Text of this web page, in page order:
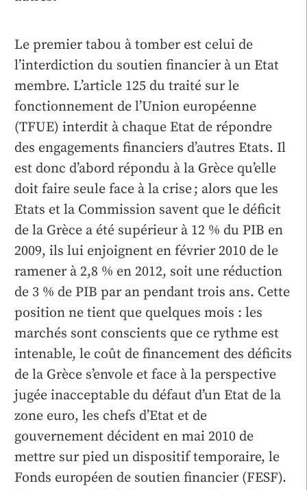
Le premier tabou à tomber est celui de
l’interdiction du soutien financier à un Etat
membre. L’article 125 du traité sur le
fonctionnement de l’Union européenne
(TFUE) interdit à chaque Etat de répondre
des engagements financiers d’autres Etats. Il
est donc d’abord répondu à la Grèce qu’elle
doit faire seule face à la crise ; alors que les
Etats et la Commission savent que le déficit
de la Grèce a été supérieur à 12 % du PIB en
2009, ils lui enjoignent en février 2010 de le
ramener à 2,8 % en 2012, soit une réduction
de 3 % de PIB par an pendant trois ans. Cette
position ne tient que quelques mois : les
marchés sont conscients que ce rythme est
intenable, le coût de financement des déficits
de la Grèce s’envole et face à la perspective
jugée inacceptable du défaut d’un Etat de la
zone euro, les chefs d’Etat et de
gouvernement décident en mai 2010 de
mettre sur pied un dispositif temporaire, le
Fonds européen de soutien financier (FESF).